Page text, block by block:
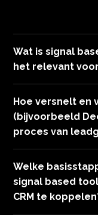
Wat is signal
het relevant
gebeurtenissen en
contact en minder
Hoe versnelt en
(bijvoorbeeld
proces van
profielen met
nieuwsitems en
Welke
signal based
CRM te